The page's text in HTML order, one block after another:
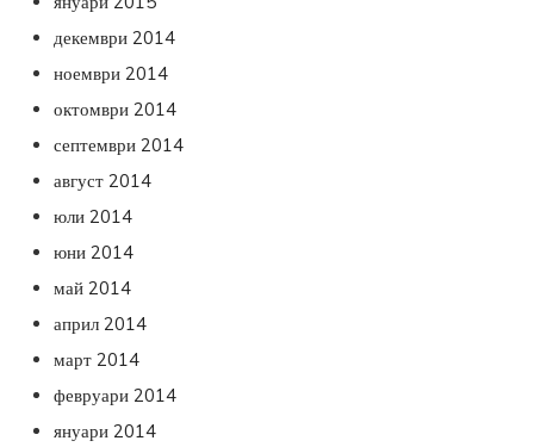
декември 2014
ноември 2014
октомври 2014
септември 2014
август 2014
юли 2014
юни 2014
май 2014
април 2014
март 2014
февруари 2014
януари 2014